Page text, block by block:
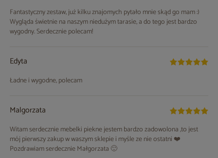
Fantastyczny zestaw, już kilku znajomych pytało mnie skąd go mam :)
Wygląda świetnie na naszym niedużym tarasie, a do tego jest bardzo
wygodny. Serdecznie polecam!
Edyta
Ładne i wygodne, polecam
Malgorzata
Witam serdecznie mebelki piekne jestem bardzo zadowolona ,to jest
mój pierwszy zakup w waszym sklepie i myśle ze nie ostatni ❤️
Pozdrawiam serdecznie Małgorzata 🙂